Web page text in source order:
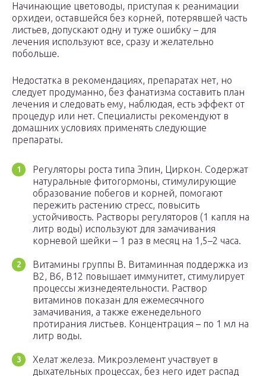
Начинающие цветоводы, приступая к реанимации
орхидеи, оставшейся без корней, потерявшей часть
листьев, допускают одну и туже ошибку – для
лечения используют все, сразу и желательно
побольше.
Недостатка в рекомендациях, препаратах нет, но
следует продуманно, без фанатизма составить план
лечения и следовать ему, наблюдая, есть эффект от
процедур или нет. Специалисты рекомендуют в
домашних условиях применять следующие
препараты.
Регуляторы роста типа Эпин, Циркон. Содержат
натуральные фитогормоны, стимулирующие
образование побегов и корней, помогают
пережить растению стресс, повысить
устойчивость. Растворы регуляторов (1 капля на
литр воды) используют для замачивания
корневой шейки – 1 раз в месяц на 1,5–2 часа.
Витамины группы В. Витаминная поддержка из
В2, В6, В12 повышает иммунитет, стимулирует
процессы жизнедеятельности. Раствор
витаминов показан для ежемесячного
замачивания, а также еженедельного
протирания листьев. Концентрация – по 1 мл на
литр воды.
Хелат железа. Микроэлемент участвует в
дыхательных процессах, без него идет распад